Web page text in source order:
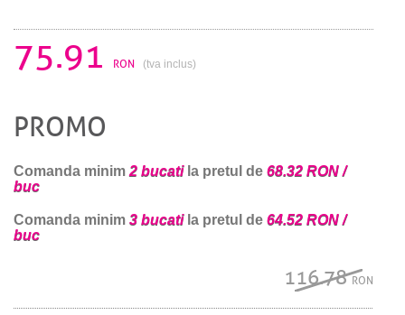
75.91 RON (tva inclus)
PROMO
Comanda minim 2 bucatila pretul de 68.32 RON /
buc
Comanda minim 3 bucatila pretul de 64.52 RON /
buc
116.78RON